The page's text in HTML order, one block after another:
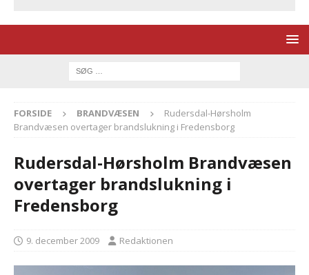
FORSIDE BRANDVÆSEN
Rudersdal-Hørsholm
Brandvæsen overtager brandslukning i Fredensborg
Rudersdal-Hørsholm Brandvæsen
overtager brandslukning i
Fredensborg
9. december 2009 Redaktionen